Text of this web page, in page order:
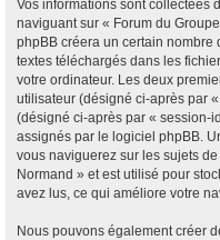
Vos informations sont collectées
naviguant sur « Forum du
phpBB créera un certain nombre
textes téléchargés dans les
votre ordinateur. Les deux
utilisateur (désigné ci-après par
(désigné ci-après par « session-
assignés par le logiciel phpBB.
vous naviguerez sur les sujets
Normand » et est utilisé pour
avez lus, ce qui améliore votre
Nous pouvons également créer